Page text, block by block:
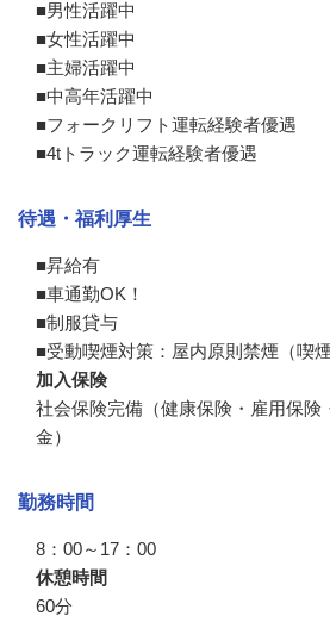
■男性活躍中
■女性活躍中
■主婦活躍中
■中高年活躍中
■フォークリフト運転経験者優遇
■4tトラック運転経験者優遇
待遇・福利厚生
■昇給有
■車通勤OK！
■制服貸与
■受動喫煙対策：屋内原則禁煙（喫煙
加入保険
社会保険完備（健康保険・雇用保険
金）
勤務時間
8：00～17：00
休憩時間
60分